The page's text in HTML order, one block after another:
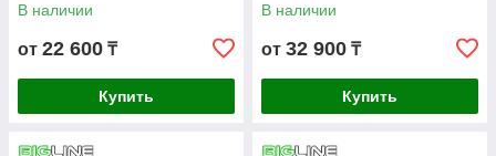
В наличии
от 22 600 ₸
Купить
В наличии
от 32 900 ₸
Купить